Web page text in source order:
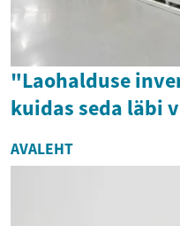
"Laohalduse
kuidas seda läbi
AVALEHT